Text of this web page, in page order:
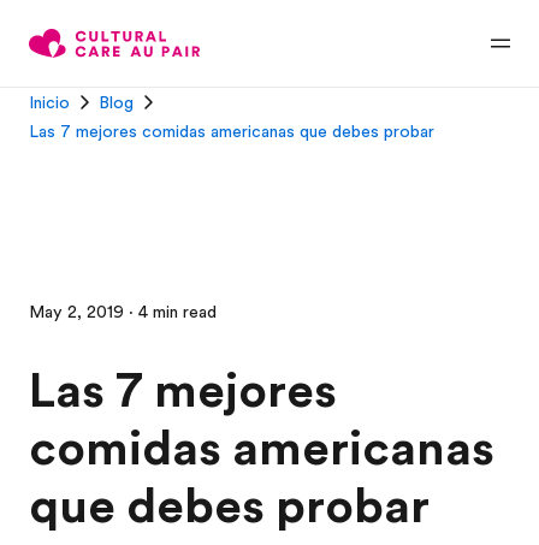
Inicio
Blog
Las 7 mejores comidas americanas que debes probar
May 2, 2019 · 4 min read
Las 7 mejores
comidas americanas
que debes probar